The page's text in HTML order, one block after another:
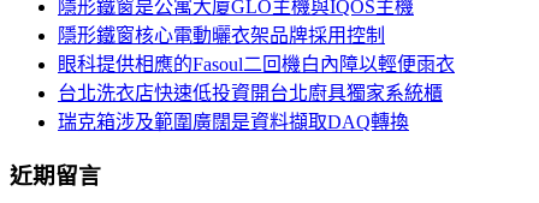
隱形鐵窗是公寓大廈GLO主機與IQOS主機
隱形鐵窗核心電動曬衣架品牌採用控制
眼科提供相應的Fasoul二回機白內障以輕便雨衣
台北洗衣店快速低投資開台北廚具獨家系統櫃
瑞克箱涉及範圍廣闊是資料擷取DAQ轉換
近期留言